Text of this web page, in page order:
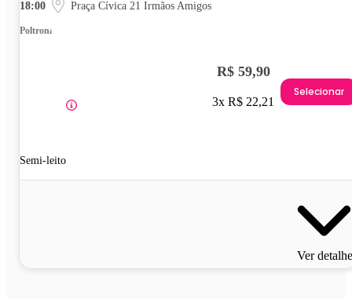
18:00 Praça Cívica 21 Irmãos Amigos
Poltrona
Semi-leito
R$ 59,90
3x R$ 22,21
Selecionar
Ver